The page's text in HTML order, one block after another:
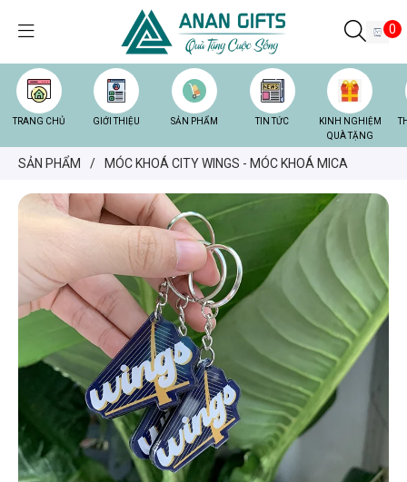
0
TRANG CHỦ GIỚI THIỆU SẢN PHẨM TIN TỨC
KINH NGHIỆM
QUÀ TẶNG
SẢN PHẨM / MÓC KHOÁ CITY WINGS - MÓC KHOÁ MICA